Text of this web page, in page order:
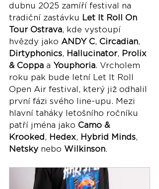
dubnu 2025 zamíří festival na
tradiční zastávku Let It Roll On
Tour Ostrava, kde vystoupí
hvězdy jako ANDY C, Circadian,
Dirtyphonics, Hallucinator, Prolix
& Coppa a Youphoria. Vrcholem
roku pak bude letní Let It Roll
Open Air festival, který již odhalil
první fázi svého line-upu. Mezi
hlavní taháky letošního ročníku
patří jména jako Camo &
Krooked, Hedex, Hybrid Minds,
Netsky nebo Wilkinson.